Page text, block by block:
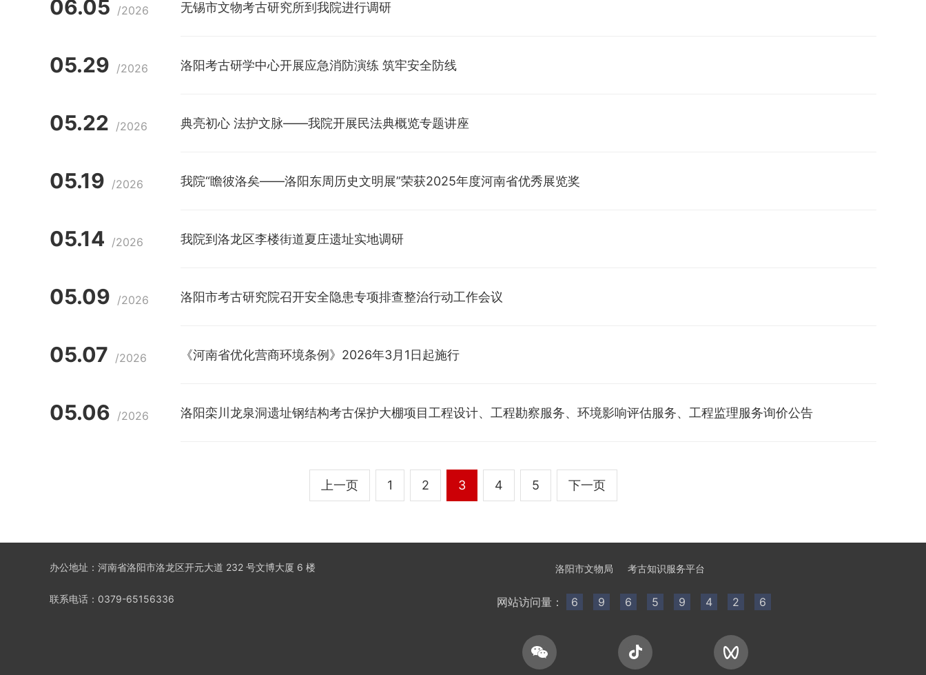
06.05 /2026 无锡市文物考古研究所到我院进行调研
05.29 /2026 洛阳考古研学中心开展应急消防演练 筑牢安全防线
05.22 /2026 典亮初心 法护文脉——我院开展民法典概览专题讲座
05.19 /2026 我院“瞻彼洛矣——洛阳东周历史文明展”荣获2025年度河南省优秀展览奖
05.14 /2026 我院到洛龙区李楼街道夏庄遗址实地调研
05.09 /2026 洛阳市考古研究院召开安全隐患专项排查整治行动工作会议
05.07 /2026 《河南省优化营商环境条例》2026年3月1日起施行
05.06 /2026 洛阳栾川龙泉洞遗址钢结构考古保护大棚项目工程设计、工程勘察服务、环境影响评估服务、工程监理服务询价公告
上一页 1 2 3 4 5 下一页
办公地址：河南省洛阳市洛龙区开元大道 232 号文博大厦 6 楼
联系电话：0379-65156336
洛阳市文物局 考古知识服务平台
网站访问量： 6 9 6 5 9 4 2 6